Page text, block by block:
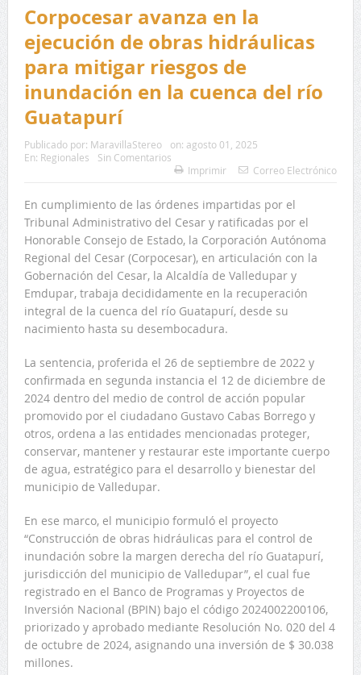
Corpocesar avanza en la
ejecución de obras hidráulicas
para mitigar riesgos de
inundación en la cuenca del río
Guatapurí
Publicado por: MaravillaStereo on: agosto 01, 2025
En: Regionales
Sin Comentarios
Imprimir
Correo Electrónico
En cumplimiento de las órdenes impartidas por el
Tribunal Administrativo del Cesar y ratificadas por el
Honorable Consejo de Estado, la Corporación Autónoma
Regional del Cesar (Corpocesar), en articulación con la
Gobernación del Cesar, la Alcaldía de Valledupar y
Emdupar, trabaja decididamente en la recuperación
integral de la cuenca del río Guatapurí, desde su
nacimiento hasta su desembocadura.
La sentencia, proferida el 26 de septiembre de 2022 y
confirmada en segunda instancia el 12 de diciembre de
2024 dentro del medio de control de acción popular
promovido por el ciudadano Gustavo Cabas Borrego y
otros, ordena a las entidades mencionadas proteger,
conservar, mantener y restaurar este importante cuerpo
de agua, estratégico para el desarrollo y bienestar del
municipio de Valledupar.
En ese marco, el municipio formuló el proyecto
“Construcción de obras hidráulicas para el control de
inundación sobre la margen derecha del río Guatapurí,
jurisdicción del municipio de Valledupar”, el cual fue
registrado en el Banco de Programas y Proyectos de
Inversión Nacional (BPIN) bajo el código 2024002200106,
priorizado y aprobado mediante Resolución No. 020 del 4
de octubre de 2024, asignando una inversión de $ 30.038
millones.